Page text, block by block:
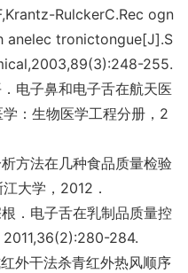
RulckerC.Rec ogn
tronictongue[J].S
255.
子鼻和电子舌在航天医
：生物医学工程分册，2
法在几种食品质量检验
大学，2012．
电子舌在乳制品质量控
2011,36(2):280-284.
干法杀青红外热风顺序